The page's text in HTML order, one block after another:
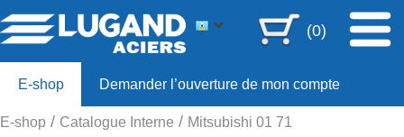
(0)
E-shop Demander l’ouverture de mon compte
Offre 80ans
E-shop Catalogue Interne Mitsubishi 01 71